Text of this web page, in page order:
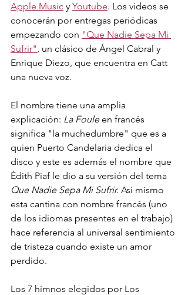
Apple Music y Youtube. Los videos se
conocerán por entregas periódicas
empezando con "Que Nadie Sepa Mi
Sufrir", un clásico de Ángel Cabral y
Enrique Diezo, que encuentra en Catt
una nueva voz.
El nombre tiene una amplia
explicación: La Foule en francés
significa "la muchedumbre" que es a
quien Puerto Candelaria dedica el
disco y este es además el nombre que
Édith Piaf le dio a su versión del tema
Que Nadie Sepa Mi Sufrir. Así mismo
esta cantina con nombre francés (uno
de los idiomas presentes en el trabajo)
hace referencia al universal sentimiento
de tristeza cuando existe un amor
perdido.
Los 7 himnos elegidos por Los